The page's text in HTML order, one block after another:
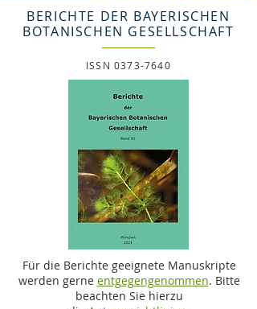
BERICHTE DER BAYERISCHEN
BOTANISCHEN GESELLSCHAFT
ISSN0373-7640
Für die Berichte geeignete Manuskripte
werden gerne entgegengenommen. Bitte
beachten Sie hierzu